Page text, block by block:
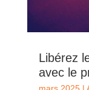
Libérez
avec le